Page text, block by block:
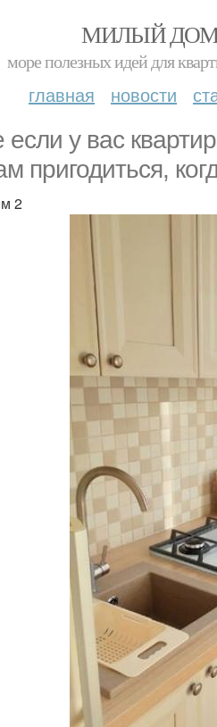
МИЛЫЙ
море полезных идей для
главная новости
если у вас
пригодиться,
2